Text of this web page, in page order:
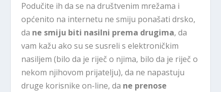
Podučite ih da se na društvenim mrežama i
općenito na internetu ne smiju ponašati drsko,
da ne smiju biti nasilni prema drugima, da
vam kažu ako su se susreli s elektroničkim
nasiljem (bilo da je riječ o njima, bilo da je riječ o
nekom njihovom prijatelju), da ne napastuju
druge korisnike on-line, da ne prenose